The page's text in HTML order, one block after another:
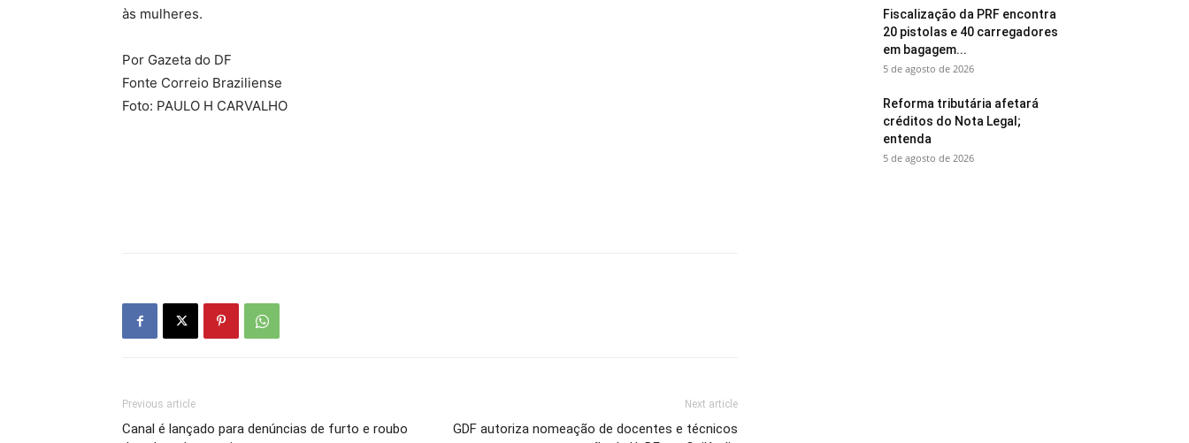
às mulheres.
Por Gazeta do DF
Fonte Correio Braziliense
Foto: PAULO H CARVALHO
Previous article
Canal é lançado para denúncias de furto e roubo
Next article
GDF autoriza nomeação de docentes e técnicos
Fiscalização da PRF encontra
20 pistolas e 40 carregadores
em bagagem...
5 de agosto de 2026
Reforma tributária afetará
créditos do Nota Legal;
entenda
5 de agosto de 2026